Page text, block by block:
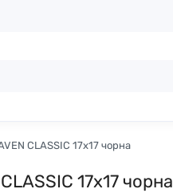
CLASSIC 17х17 чорна
17х17 чорна